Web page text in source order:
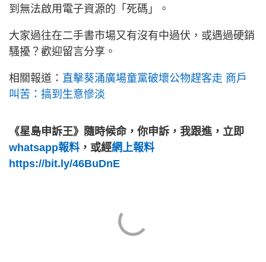
到無法啟用電子資源的「死碼」。
大家過往在二手書市場又有沒有中過伏，或遇過硬銷
騷擾？歡迎留言分享。
相關報道： 直擊葵涌廣場童黨破壞公物趕客走 商戶
叫苦：搞到生意慘淡
《星島申訴王》隨時候命，你申訴，我跟進，立即
whatsapp報料，或經網上報料
https://bit.ly/46BuDnE